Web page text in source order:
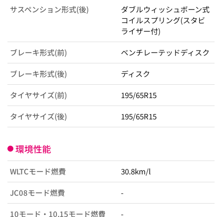
サスペンション形式(後)
ダブルウィッシュボーン式
コイルスプリング(スタビ
ライザー付)
ブレーキ形式(前) ベンチレーテッドディスク
ブレーキ形式(後) ディスク
タイヤサイズ(前) 195/65R15
タイヤサイズ(後) 195/65R15
環境性能
WLTCモード燃費 30.8km/l
JC08モード燃費 -
10モード・10.15モード燃費 -